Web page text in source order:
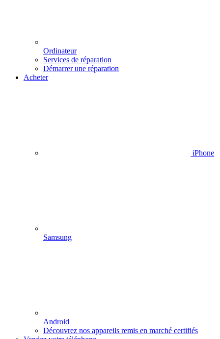
Ordinateur
Services de réparation
Démarrer une réparation
Acheter
iPhone
Samsung
Android
Découvrez nos appareils remis en marché certifiés